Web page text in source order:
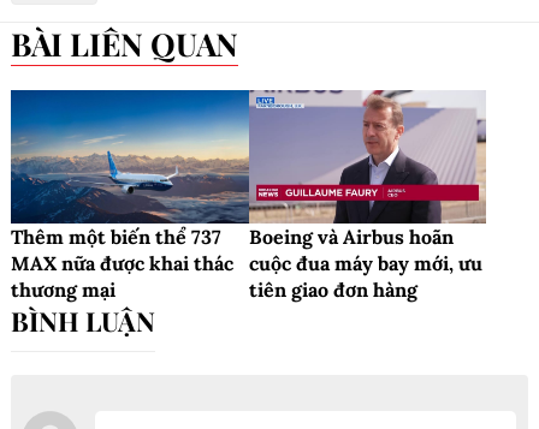
BÀI LIÊN QUAN
Thêm một biến thể 737
MAX nữa được khai thác
thương mại
Boeing và Airbus hoãn
cuộc đua máy bay mới, ưu
tiên giao đơn hàng